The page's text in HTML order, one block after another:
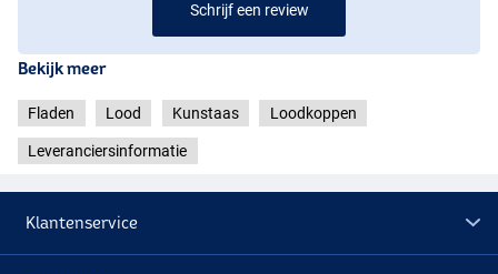
Schrijf een review
Bekijk meer
Fladen Lood Kunstaas Loodkoppen
Leveranciersinformatie
Klantenservice